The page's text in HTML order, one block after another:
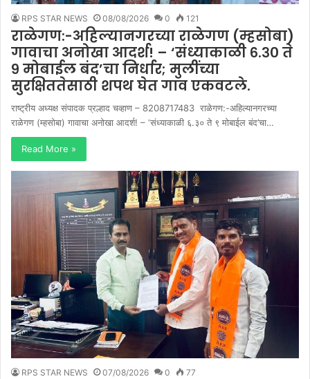
RPS STAR NEWS 08/08/2026 0 121
राळेगण:-अहिल्यानगरच्या राळेगण (म्हसोबा)
गावाचा अनोखा आदर्श! – ‘संध्याकाळी ६.३० ते
९ मोबाईल बंद’चा निर्धार; मुलींच्या
सुरक्षिततेसाठी शपथ घेत गाव एकवटले.
राष्ट्रीय अध्यक्ष संपादक प्रल्हाद चव्हाण – 8208717483 राळेगण:-अहिल्यानगरच्या
राळेगण (म्हसोबा) गावाचा अनोखा आदर्श! – ‘संध्याकाळी ६.३० ते ९ मोबाईल बंद’चा…
Read More »
RPS STAR NEWS 07/08/2026 0 77